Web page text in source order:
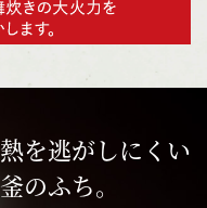
熱を逃がしにくい
釜のふち。